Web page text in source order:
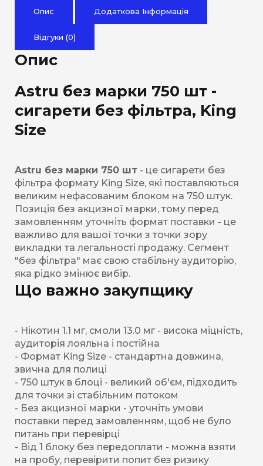
Опис Додаткова Інформація
Відгуки (0)
Опис
Astru без марки 750 шт -
сигарети без фільтра, King
Size
Astru без марки 750 шт - це сигарети без
фільтра формату King Size, які поставляються
великим нефасованим блоком на 750 штук.
Позиція без акцизної марки, тому перед
замовленням уточніть формат поставки - це
важливо для вашої точки з точки зору
викладки та легальності продажу. Сегмент
"без фільтра" має свою стабільну аудиторію,
яка рідко змінює вибір.
Що важно закупщику
- Нікотин 1.1 мг, смоли 13.0 мг - висока міцність,
аудиторія лояльна і постійна
- Формат King Size - стандартна довжина,
звична для полиці
- 750 штук в блоці - великий об'єм, підходить
для точки зі стабільним потоком
- Без акцизної марки - уточніть умови
поставки перед замовленням, щоб не було
питань при перевірці
- Від 1 блоку без передоплати - можна взяти
на пробу, перевірити попит без ризику